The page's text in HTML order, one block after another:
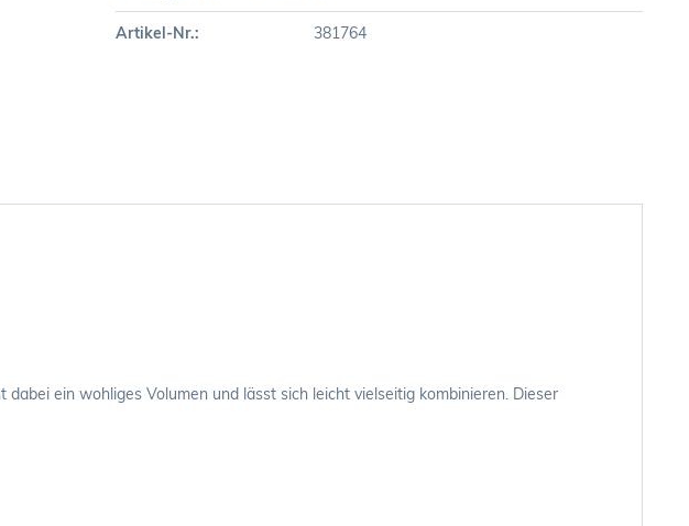
Artikel-Nr.: 381764
ein wohliges Volumen und lässt sich leicht vielseitig kombinieren. Dieser